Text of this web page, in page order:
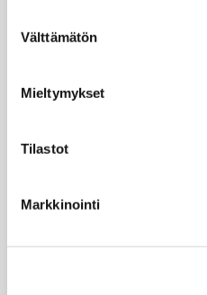
valinta
Välttämätön
Mieltymykset
Tilastot
Markkinointi
KirVESTES 2025-2028, KJTES
Palkkaus
Työttömyys ja lomautukset